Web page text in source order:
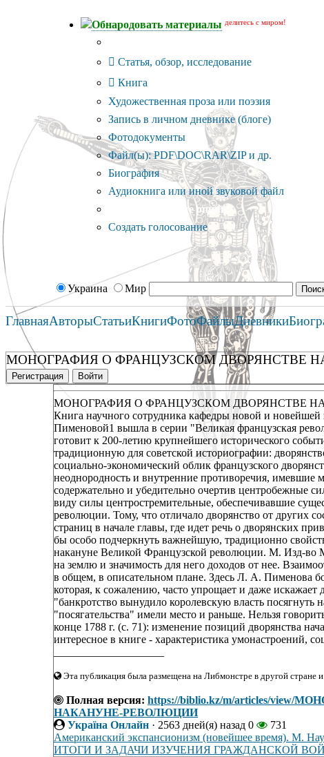
Обнародовать материалы делитесь с миром!
Статья, обзор, исследование
Книга
Художественная проза или поэзия
Запись в личном дневнике (блоге)
Фотодокументы
Файл(ы): PDF\DOC\RAR\ZIP и др.
Биография
Аудиокнига или иной звуковой файл
Дополнительные опции:
Создать голосование
Украина Мир
ГлавнаяАвторыСтатьиКнигиФотоФайлыДневники
МОНОГРАФИЯ О ФРАНЦУЗСКОМ ДВОРЯНСТВЕ
Регистрация Войти
МОНОГРАФИЯ О ФРАНЦУЗСКОМ ДВОРЯНСТВЕ
Книга научного сотрудника кафедры новой и
Пименовой1 вышла в серии "Великая французская
готовит к 200-летию крупнейшего исторического
традиционную для советской историографии:
социально-экономический облик французского
неоднородность и внутренние противоречия, имевшие
содержательно и убедительно очертив центробежные
виду силы центростремительные, обеспечивавшие
революции. Тому, что отличало дворянство от других
страниц в начале главы, где идет речь о дворянских
бы особо подчеркнуть важнейшую, традиционно
накануне Великой Французской революции. М. Изд-во
на землю и значимость для него доходов от нее.
в общем, в описательном плане. Здесь Л. А. Пименова
которая, к сожалению, часто упрощает и даже искажает
"банкротство вынудило королевскую власть
"посягательства" имели место и раньше. Нельзя
конце 1788 г. (с. 71): изменение позиций дворянства
интересное в книге - характеристика умонастроений,
Эта публикация была размещена на Либмонстре в другой стране и
Полная версия: https://biblio.kz/m/articles/
НАКАНУНЕ-РЕВОЛЮЦИИ
Україна Онлайн · 2563 дней(я) назад 0
731
Американский экспансионизм (новейшее время). М.
ИТОГИ И ЗАДАЧИ ИЗУЧЕНИЯ ГРАЖДАНСКОЙ